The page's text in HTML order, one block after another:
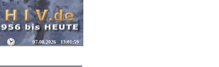
07.08.2026 13:02:00